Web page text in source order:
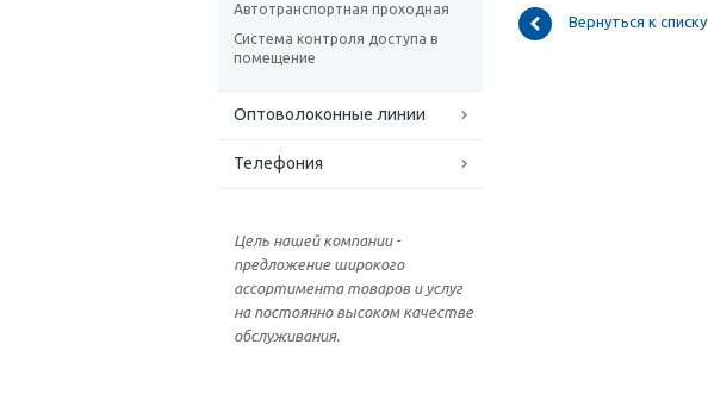
Автотранспортная проходная
Система контроля доступа в
помещение
Оптоволоконные линии
Телефония
Цель нашей компании -
предложение широкого
ассортимента товаров и услуг
на постоянно высоком качестве
обслуживания.
Вернуться к списку